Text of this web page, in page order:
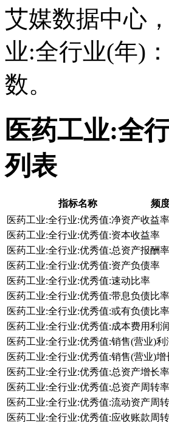
艾媒数据中心
业:全行业(年)
数。
医药工业:全
列表
指标名称 频
医药工业:全行业:优秀值:净资产收益率
医药工业:全行业:优秀值:资本收益率
医药工业:全行业:优秀值:总资产报酬率
医药工业:全行业:优秀值:资产负债率
医药工业:全行业:优秀值:速动比率
医药工业:全行业:优秀值:带息负债比率
医药工业:全行业:优秀值:或有负债比率
医药工业:全行业:优秀值:成本费用利
医药工业:全行业:优秀值:销售(营业)利
医药工业:全行业:优秀值:销售(营业)增
医药工业:全行业:优秀值:总资产增长率
医药工业:全行业:优秀值:总资产周转率
医药工业:全行业:优秀值:流动资产周
医药工业:全行业:优秀值:应收账款周